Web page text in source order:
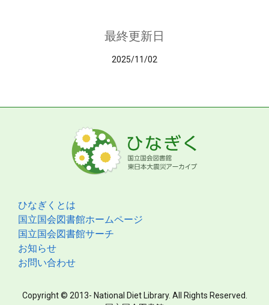
最終更新日
2025/11/02
ひなぎくとは
国立国会図書館ホームページ
国立国会図書館サーチ
お知らせ
お問い合わせ
Copyright © 2013- National Diet Library. All Rights Reserved.